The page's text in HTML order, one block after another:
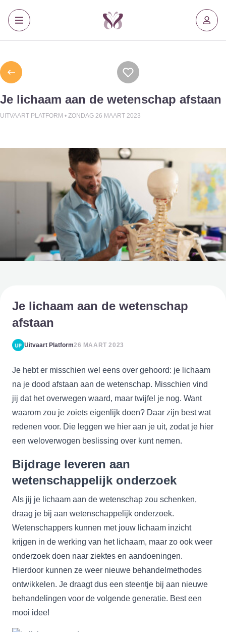
Je lichaam aan de wetenschap afstaan
UITVAART PLATFORM • ZONDAG 26 MAART 2023
Je lichaam aan de wetenschap
afstaan
Uitvaart Platform26 MAART 2023
Je hebt er misschien wel eens over gehoord: je lichaam
na je dood afstaan aan de wetenschap. Misschien vind
jij dat het overwegen waard, maar twijfel je nog. Want
waarom zou je zoiets eigenlijk doen? Daar zijn best wat
redenen voor. Die leggen we hier aan je uit, zodat je hier
een weloverwogen beslissing over kunt nemen.
Bijdrage leveren aan
wetenschappelijk onderzoek
Als jij je lichaam aan de wetenschap zou schenken,
draag je bij aan wetenschappelijk onderzoek.
Wetenschappers kunnen met jouw lichaam inzicht
krijgen in de werking van het lichaam, maar zo ook weer
onderzoek doen naar ziektes en aandoeningen.
Hierdoor kunnen ze weer nieuwe behandelmethodes
ontwikkelen. Je draagt dus een steentje bij aan nieuwe
behandelingen voor de volgende generatie. Best een
mooi idee!